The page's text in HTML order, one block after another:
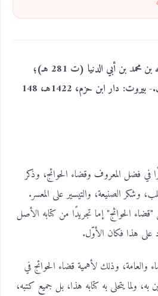
قضاء الحوائج/ لأبي بكر عبدالله بن محمد بن أبي الدنيا (ت 281 هـ)؛
تحقيق محمد خير رمضان يوسف.- بيروت: دار ابن حزم، 1422هـ، 148
في فضل المعروف وقضاء الحوائج، وذكر
الصنيعة، والتيسير على المعسر.
الحوائج" إما تجريدًا من كتابه الأصل
على هذا فكان الأوّل.
والعامة، وذلك لأهمية قضاء الحوائج في
به، ولما يتحلى به كتابه هذا، بل جميع كتبه،